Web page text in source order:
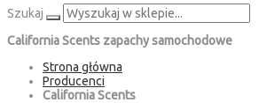
Szukaj
California Scents zapachy samochodowe
Strona główna
Producenci
California Scents